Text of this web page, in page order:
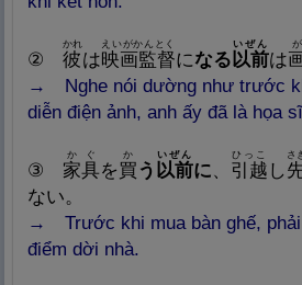
② 彼
Nghĩa: Bên kia, kẻ khác, đối
かれ
は映画監督
えいがかんとく
になる 以前
いぜん
は
→ Nghe nói dường như trước
diễn điện ảnh, anh ấy đã là họa
③ 家
Nghĩa: Ngôi nhà
具
かぐ
を買
か
う 以前
Nghĩa: Trước, trước đây, trước
いぜん
に、 引 越
Nghĩa: Đi qua, vượt trên, Việt
ひっこ
し
さ
ない。
→ Trước khi mua bàn ghế, phải
điểm dời nhà.